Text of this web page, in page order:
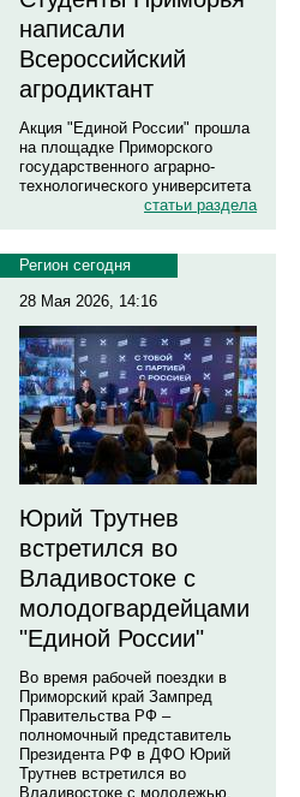
написали
Всероссийский
агродиктант
Акция "Единой России" прошла
на площадке Приморского
государственного аграрно-
технологического университета
статьи раздела
Регион сегодня
28 Мая 2026, 14:16
Юрий Трутнев
встретился во
Владивостоке с
молодогвардейцами
"Единой России"
Во время рабочей поездки в
Приморский край Зампред
Правительства РФ –
полномочный представитель
Президента РФ в ДФО Юрий
Трутнев встретился во
Владивостоке с молодежью.